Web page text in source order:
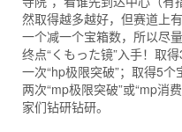
然取得越多越好，但赛道上
一个减一个宝箱数，所以尽
终点“くもった镜”入手！取
一次“hp极限突破”；取得5个
两次“mp极限突破”或“mp消
家们钻研钻研。